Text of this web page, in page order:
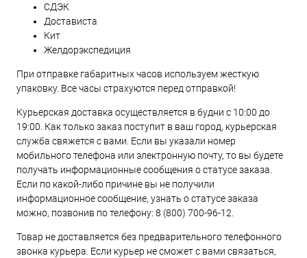
СДЭК
Достависта
Кит
Желдорэкспедиция
При отправке габаритных часов используем жесткую
упаковку. Все часы страхуются перед отправкой!
Курьерская доставка осуществляется в будни с 10:00 до
19:00. Как только заказ поступит в ваш город, курьерская
служба свяжется с вами. Если вы указали номер
мобильного телефона или электронную почту, то вы будете
получать информационные сообщения о статусе заказа.
Если по какой-либо причине вы не получили
информационное сообщение, узнать о статусе заказа
можно, позвонив по телефону: 8 (800) 700-96-12.
Товар не доставляется без предварительного телефонного
звонка курьера. Если курьер не сможет с вами связаться,